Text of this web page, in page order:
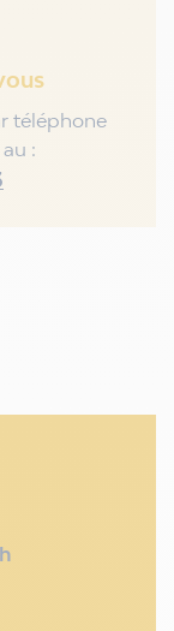
téléphone
: